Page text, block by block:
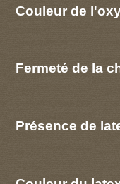
Couleur de
Fermeté de la
Présence de